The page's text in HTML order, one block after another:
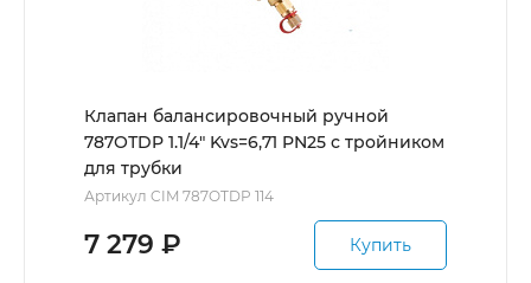
Клапан балансировочный ручной
787ОТDP 1.1/4" Kvs=6,71 PN25 с тройником
для трубки
Артикул CIM 787OTDP 114
7 279 ₽ Купить